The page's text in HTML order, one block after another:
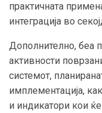
практичната
интеграција во
Дополнително, беа
активности
системот,
имплементација,
и индикатори кои